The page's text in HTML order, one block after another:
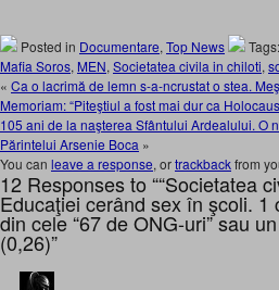
Posted in Documentare, Top News Tags:
Mafia Soros, MEN, Societatea civila in chiloti,
« Ca o lacrimă de lemn s-a-ncrustat o stea.
Memoriam: “Piteştiul a fost mai dur ca
105 ani de la naşterea Sfântului Ardealului. O
Părintelui Arsenie Boca »
You can leave a response, ortrackbackfrom
12 Responses to ““Societatea
Educaţiei cerând sex în şcoli.
din cele “67 de ONG-uri” sau
(0,26)”